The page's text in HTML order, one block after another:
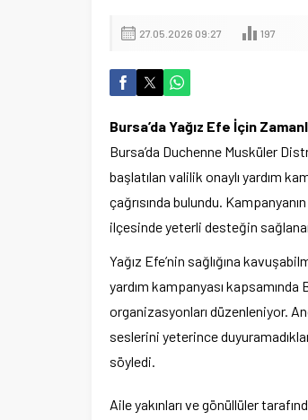
27.05.2026 09:27 197
Bursa’da Yağız Efe İçin
Bursa’da Duchenne Musküler
başlatılan valilik onaylı yardım
çağrısında bulundu.
ilçesinde yeterli desteğin
Yağız Efe’nin sağlığına
yardım kampanyası
organizasyonları düzenleniyor.
seslerini yeterince
söyledi.
Aile yakınları ve gönüllüler